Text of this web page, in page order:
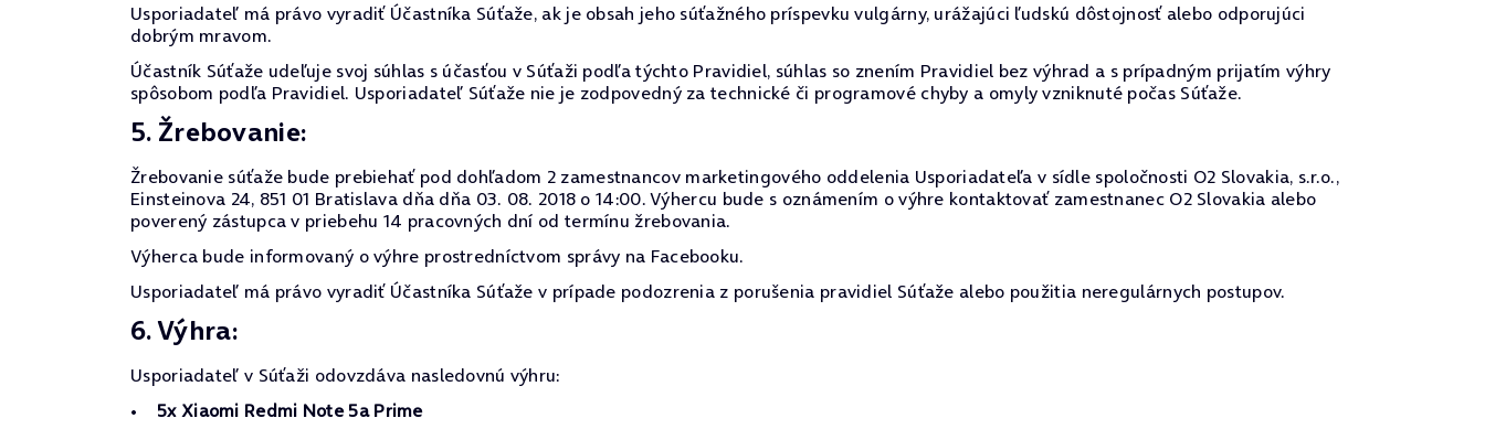
Usporiadateľ má právo vyradiť Účastníka Súťaže, ak je obsah jeho súťažného príspevku vulgárny, urážajúci ľudskú dôstojnosť alebo odporujúci
dobrým mravom.
Účastník Súťaže udeľuje svoj súhlas s účasťou v Súťaži podľa týchto Pravidiel, súhlas so znením Pravidiel bez výhrad a s prípadným prijatím výhry
spôsobom podľa Pravidiel. Usporiadateľ Súťaže nie je zodpovedný za technické či programové chyby a omyly vzniknuté počas Súťaže.
5. Žrebovanie:
Žrebovanie súťaže bude prebiehať pod dohľadom 2 zamestnancov marketingového oddelenia Usporiadateľa v sídle spoločnosti O2 Slovakia, s.r.o.,
Einsteinova 24, 851 01 Bratislava dňa dňa 03. 08. 2018 o 14:00. Výhercu bude s oznámením o výhre kontaktovať zamestnanec O2 Slovakia alebo
poverený zástupca v priebehu 14 pracovných dní od termínu žrebovania.
Výherca bude informovaný o výhre prostredníctvom správy na Facebooku.
Usporiadateľ má právo vyradiť Účastníka Súťaže v prípade podozrenia z porušenia pravidiel Súťaže alebo použitia neregulárnych postupov.
6. Výhra:
Usporiadateľ v Súťaži odovzdáva nasledovnú výhru:
5x Xiaomi Redmi Note 5a Prime